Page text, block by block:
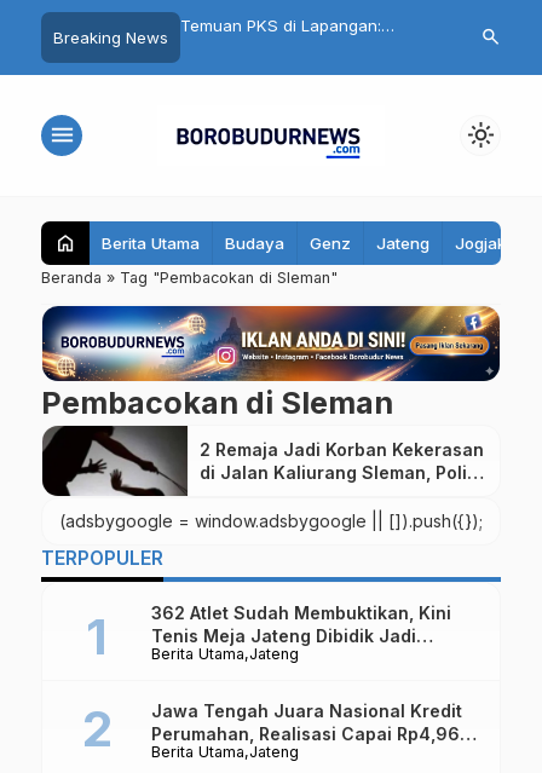
Breaking News
Santri Al Hidayat
Edukasi Remaja
Temuan PKS di Lapangan:
Terlambat, Kain Kaku hingga Ada
Cuma
Mall
search
menu light_mode
home Berita Utama Budaya Genz Jateng Jogjakarta
Beranda » Tag "Pembacokan di Sleman"
Pembacokan di Sleman
2 Remaja Jadi Korban Kekerasan
di Jalan Kaliurang Sleman, Polisi
(adsbygoogle = window.adsbygoogle || []).push({});
TERPOPULER
Berita Utama Jateng
362 Atlet Sudah Membuktikan, Kini
Tenis Meja Jateng Dibidik Jadi
Kekuatan Nasional
Berita Utama Jateng
Jawa Tengah Juara Nasional Kredit
Perumahan, Realisasi Capai Rp4,96
Triliun